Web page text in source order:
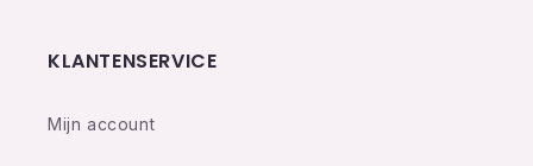
KLANTENSERVICE
Mijn account